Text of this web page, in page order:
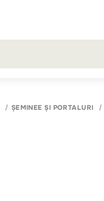
ȘEMINEE ȘI PORTALURI